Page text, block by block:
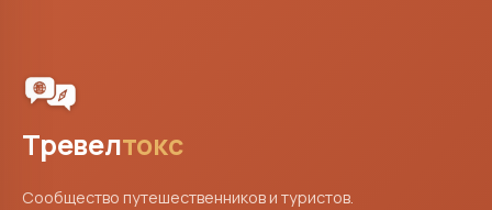
Тревелтокс
Сообщество путешественников и туристов.